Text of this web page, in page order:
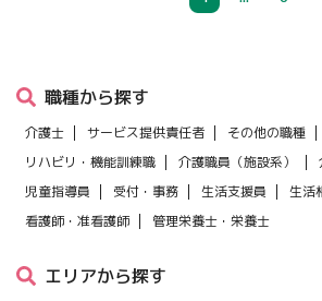
職種から探す
介護士 サービス提供責任者 その他の職種
リハビリ・機能訓練職
介護職員（施設系）
児童指導員
受付・事務 生活支援員
生活
看護師・准看護師
管理栄養士・栄養士
エリアから探す